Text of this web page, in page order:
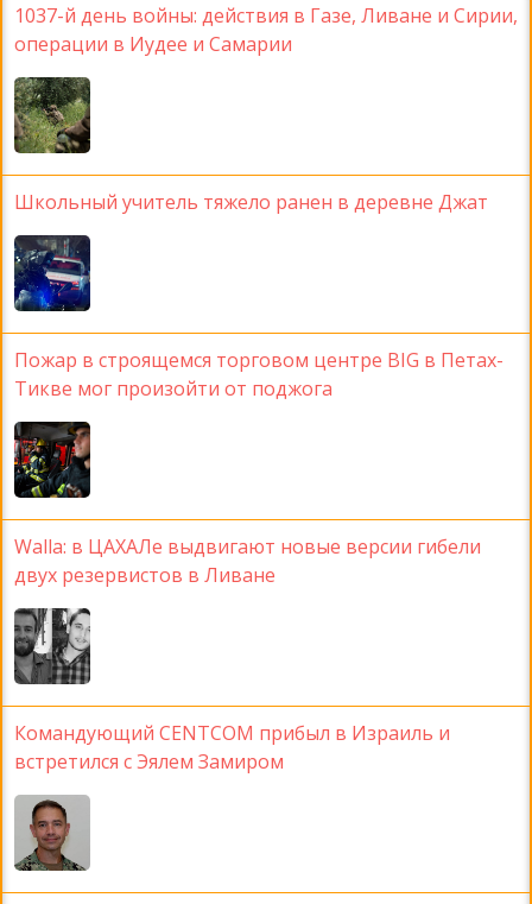
1037-й день войны: действия в Газе, Ливане и Сирии,
операции в Иудее и Самарии
Школьный учитель тяжело ранен в деревне Джат
Пожар в строящемся торговом центре BIG в Петах-
Тикве мог произойти от поджога
Walla: в ЦАХАЛе выдвигают новые версии гибели
двух резервистов в Ливане
Командующий CENTCOM прибыл в Израиль и
встретился с Эялем Замиром